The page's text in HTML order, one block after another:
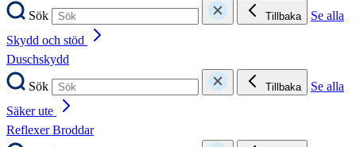
Sök Tillbaka
Se alla
Skydd och stöd
Duschskydd
Sök
Tillbaka
Se alla
Säker ute
ReflexerBroddar